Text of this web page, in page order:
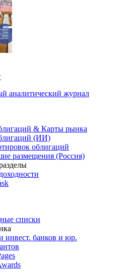
аналитический журнал
& Карты рынка
(ИИ)
облигаций
размещения (Россия)
списки
инвест. банков и юр.